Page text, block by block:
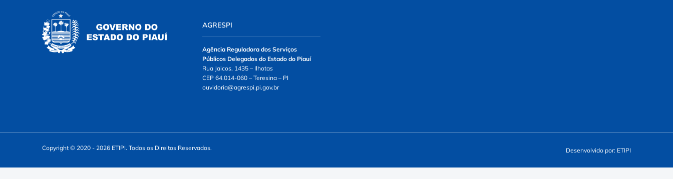
AGRESPI
Agência Reguladora dos Serviços
Públicos Delegados do Estado do Piauí
Rua Jaicos, 1435 – Ilhotas
CEP 64.014-060 – Teresina – PI
ouvidoria@agrespi.pi.gov.br
Copyright © 2020 - 2026 ETIPI. Todos os Direitos Reservados. Desenvolvido por: ETIPI